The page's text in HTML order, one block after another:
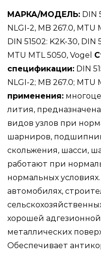
/
Многоцелевая
пластичная
смазка
на
основе
лития,
предназначена
для
смазывания
всех
видов
узлов
при
нормальных
нагрузках
МАРКА/МОДЕЛЬ: DIN
NLGI-2, MB 267.0, MTU
DIN 51502: K2K-30, DIN
MTU MTL 5050, Vogel
спецификации: DIN
NLGI-2; MB 267.0; MTU
применения:
лития,
видов узлов при
шарниров,
скольжения, шасси,
работают при
нормальных
автомобилях,
хорошей
металлических
Обеспечивает